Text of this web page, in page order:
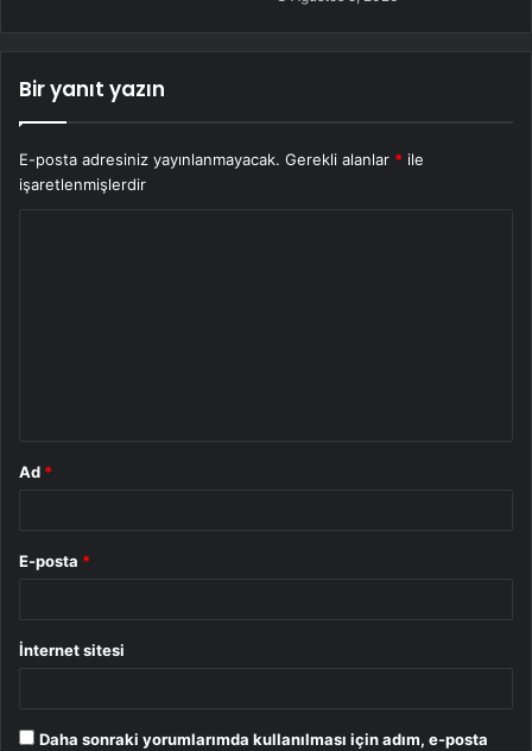
Bir yanıt yazın
E-posta adresiniz yayınlanmayacak. Gerekli alanlar * ile
işaretlenmişlerdir
Ad *
E-posta *
İnternet sitesi
Daha sonraki yorumlarımda kullanılması için adım, e-posta